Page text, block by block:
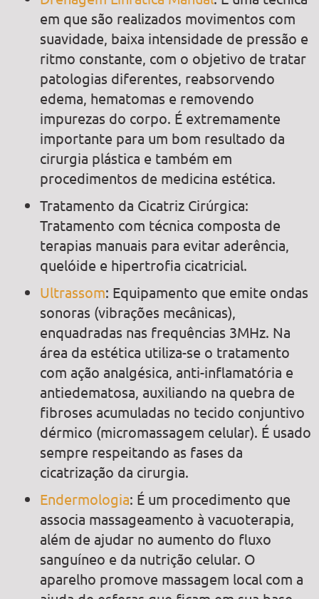
em que são realizados movimentos com
suavidade, baixa intensidade de pressão e
ritmo constante, com o objetivo de tratar
patologias diferentes, reabsorvendo
edema, hematomas e removendo
impurezas do corpo. É extremamente
importante para um bom resultado da
cirurgia plástica e também em
procedimentos de medicina estética.
Tratamento da Cicatriz Cirúrgica:
Tratamento com técnica composta de
terapias manuais para evitar aderência,
quelóide e hipertrofia cicatricial.
Ultrassom: Equipamento que emite ondas
sonoras (vibrações mecânicas),
enquadradas nas frequências 3MHz. Na
área da estética utiliza-se o tratamento
com ação analgésica, anti-inflamatória e
antiedematosa, auxiliando na quebra de
fibroses acumuladas no tecido conjuntivo
dérmico (micromassagem celular). É usado
sempre respeitando as fases da
cicatrização da cirurgia.
Endermologia: É um procedimento que
associa massageamento à vacuoterapia,
além de ajudar no aumento do fluxo
sanguíneo e da nutrição celular. O
aparelho promove massagem local com a